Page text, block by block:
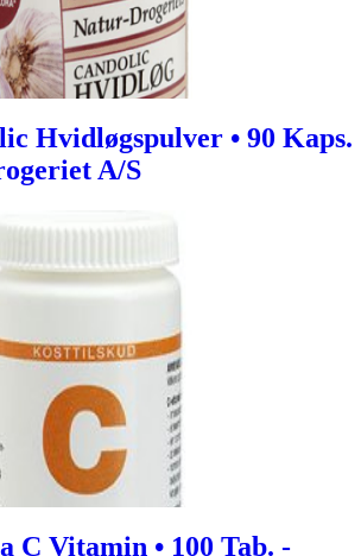
Hvidløgspulver • 90 Kaps.
A/S
C Vitamin • 100 Tab. -